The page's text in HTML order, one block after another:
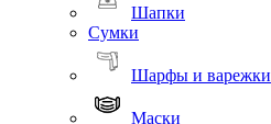
Шапки
Сумки
Шарфы и варежки
Маски